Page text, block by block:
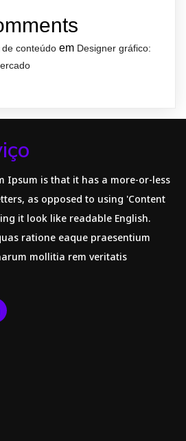
conteúdo em Designer gráfico:
Ipsum is that it has a more-or-less
as opposed to using 'Content
it look like readable English.
ratione eaque praesentium
mollitia rem veritatis